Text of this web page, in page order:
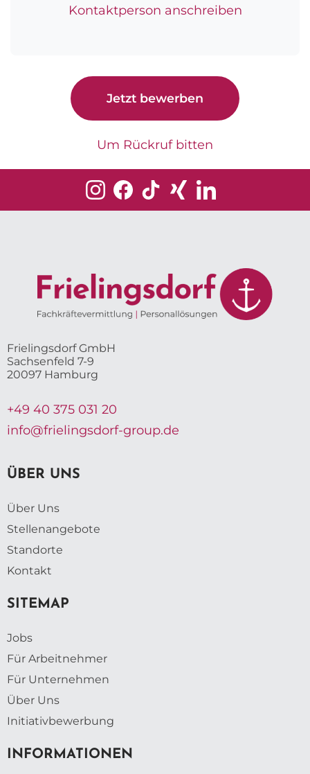
Kontaktperson anschreiben
Jetzt bewerben
Um Rückruf bitten
Frielingsdorf GmbH
Sachsenfeld 7-9
20097 Hamburg
+49 40 375 031 20
info@frielingsdorf-group.de
ÜBER UNS
Über Uns
Stellenangebote
Standorte
Kontakt
SITEMAP
Jobs
Für Arbeitnehmer
Für Unternehmen
Über Uns
Initiativbewerbung
INFORMATIONEN